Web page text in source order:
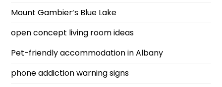
Mount Gambier’s Blue Lake
open concept living room ideas
Pet-friendly accommodation in Albany
phone addiction warning signs